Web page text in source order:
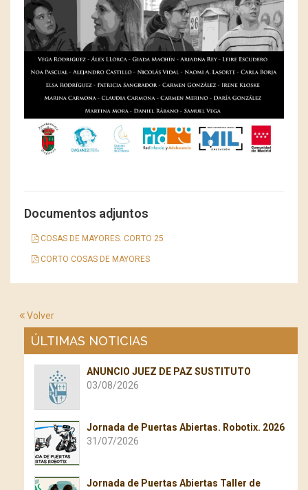
Documentos adjuntos
COSAS DE MAYORES. CORTO 25
CORTO COSAS DE MAYORES
Volver
ÚLTIMAS NOTICIAS
ANUNCIO JUEZ DE PAZ SUSTITUTO
03/08/2026
Jornada de Puertas Abiertas. Robotix. 2026
31/07/2026
Jornada de Puertas Abiertas Taller de